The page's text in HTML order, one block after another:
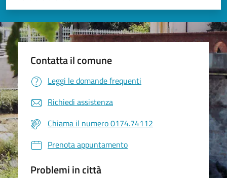
Valuta 5 stelle su 5
Valuta 4 stelle su 5
Valuta 3 stelle su 5
Valuta 2 stelle su 5
Valuta 1 stelle su 5
Contatta il comune
Leggi le domande frequenti
Richiedi assistenza
Chiama il numero 0174.74112
Prenota appuntamento
Problemi in città